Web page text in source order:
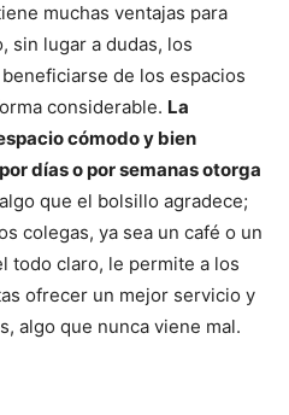
muchas ventajas para
sin lugar a dudas, los
de los espacios
considerable. La
cómodo y bien
días o por semanas otorga
que el bolsillo agradece;
colegas, ya sea un café o un
todo claro, le permite a los
ofrecer un mejor servicio y
algo que nunca viene mal.